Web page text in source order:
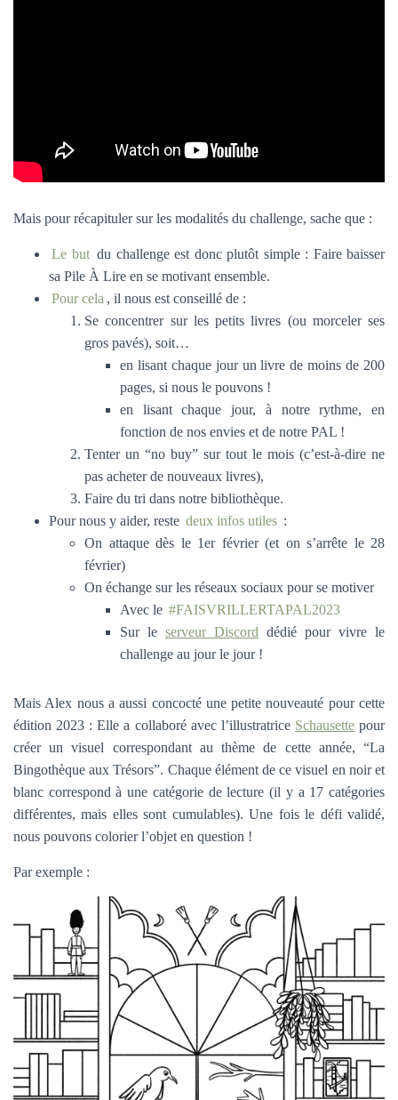
Mais pour récapituler sur les modalités du challenge, sache que :
Le but du challenge est donc plutôt simple : Faire baisser
sa Pile À Lire en se motivant ensemble.
Pour cela , il nous est conseillé de :
Se concentrer sur les petits livres (ou morceler ses
gros pavés), soit…
en lisant chaque jour un livre de moins de 200
pages, si nous le pouvons !
en lisant chaque jour, à notre rythme, en
fonction de nos envies et de notre PAL !
Tenter un “no buy” sur tout le mois (c’est-à-dire ne
pas acheter de nouveaux livres),
Faire du tri dans notre bibliothèque.
Pour nous y aider, reste deux infos utiles :
On attaque dès le 1er février (et on s’arrête le 28
février)
On échange sur les réseaux sociaux pour se motiver
Avec le #FAISVRILLERTAPAL2023
Sur le serveur Discord dédié pour vivre le
challenge au jour le jour !
Mais Alex nous a aussi concocté une petite nouveauté pour cette
édition 2023 : Elle a collaboré avec l’illustratrice Schausettepour
créer un visuel correspondant au thème de cette année, “La
Bingothèque aux Trésors”. Chaque élément de ce visuel en noir et
blanc correspond à une catégorie de lecture (il y a 17 catégories
différentes, mais elles sont cumulables). Une fois le défi validé,
nous pouvons colorier l’objet en question !
Par exemple :